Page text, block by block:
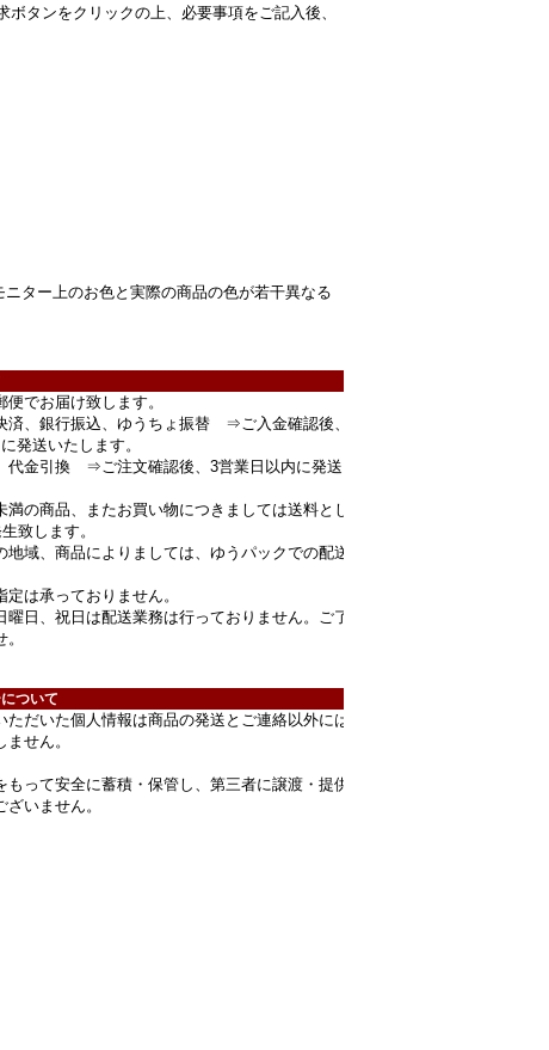
タンをクリックの上、必要事項をご記入後、
ター上のお色と実際の商品の色が若干異なる
便でお届け致します。
済、銀行振込、ゆうちょ振替 ⇒ご入金確認後、
発送いたします。
代金引換 ⇒ご注文確認後、3営業日以内に発送
の商品、またお買い物につきましては送料とし
致します。
域、商品によりましては、ゆうパックでの配送
は承っておりません。
日、祝日は配送業務は行っておりません。ご了
ついて
ただいた個人情報は商品の発送とご連絡以外には
せん。
もって安全に蓄積・保管し、第三者に譲渡・提供
いません。